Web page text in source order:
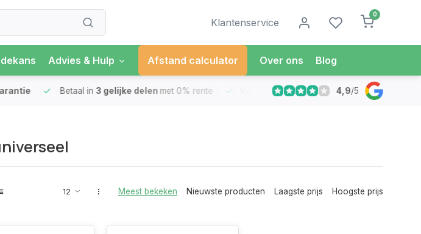
Klantenservice
0
Advies & Hulp Afstand calculator Over ons Blog
Betaal in 3 gelijke delen met 0% rente Vandaag besteldMorgen in Huis*
4,9/5
Meest bekeken Nieuwste producten Laagste prijs Hoogste prijs